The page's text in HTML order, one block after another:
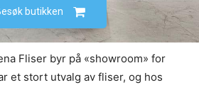
butikken
Fliser byr på «showroom» for
et stort utvalg av fliser, og hos